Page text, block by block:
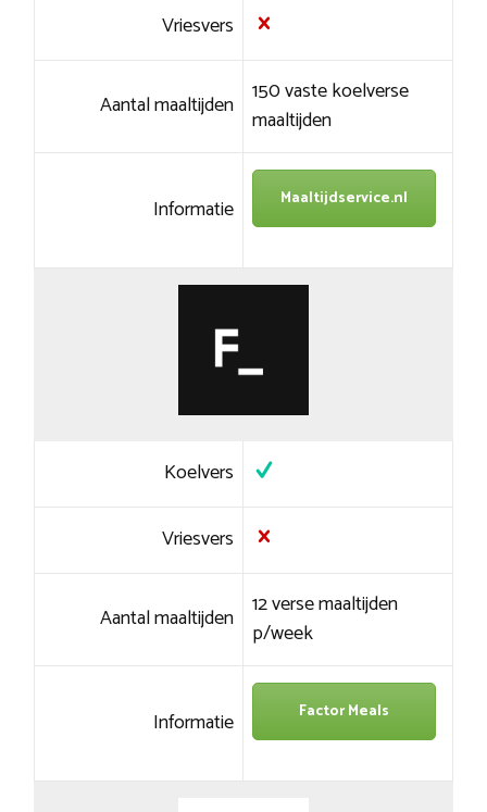
Vriesvers
Aantal maaltijden 150 vaste koelverse
maaltijden
Informatie Maaltijdservice.nl
Koelvers
Vriesvers
Aantal maaltijden 12 verse maaltijden
p/week
Informatie Factor Meals